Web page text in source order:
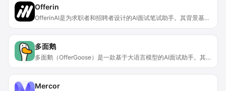
Offerin
OfferinAI是为求职者和招聘者设计的AI面试笔试助手。其背景基于市场对高效面试笔试辅助工具的需求。该产品重要性在于利用实时语音识别、自动联网搜索等技术，能帮助用户在面试和笔试中表现出色。它支持全平台使用，适用于各种岗位。价格方面，注册赠送25元使用额度，语音识别0 - 3元每分钟，AI快答5元每次，小窗模式25元每次。定位是为面试和笔试场景提供全方位辅助，助力用户取得更好的成绩。
多面鹅
多面鹅（OfferGoose）是一款基于大语言模型的AI面试助手。其背景是为帮助求职者提升面试技巧和通过率而开发。价格方面，30分钟面试时长收费68元，120分钟收费188元，300分钟收费378元。定位是适合各种职位和行业，尤其擅长代码知识，能满足不同用户在面试准备阶段的需求，为用户提供专业指导和行业知识培训。产品的主要优点在于具备实时面试提醒、AI模拟面试、智能押题、深度复盘等功能，且支持多语言面试，有助于用户全面提升技术和沟通能力。
Mercor